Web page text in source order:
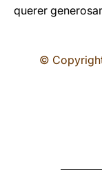
querer
©